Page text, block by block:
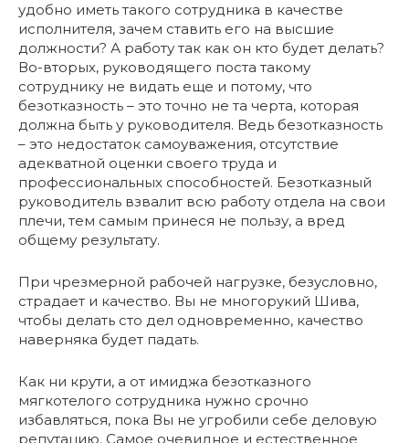
удобно иметь такого сотрудника в качестве
исполнителя, зачем ставить его на высшие
должности? А работу так как он кто будет делать?
Во-вторых, руководящего поста такому
сотруднику не видать еще и потому, что
безотказность – это точно не та черта, которая
должна быть у руководителя. Ведь безотказность
– это недостаток самоуважения, отсутствие
адекватной оценки своего труда и
профессиональных способностей. Безотказный
руководитель взвалит всю работу отдела на свои
плечи, тем самым принеся не пользу, а вред
общему результату.
При чрезмерной рабочей нагрузке, безусловно,
страдает и качество. Вы не многорукий Шива,
чтобы делать сто дел одновременно, качество
наверняка будет падать.
Как ни крути, а от имиджа безотказного
мягкотелого сотрудника нужно срочно
избавляться, пока Вы не угробили себе деловую
репутацию. Самое очевидное и естественное